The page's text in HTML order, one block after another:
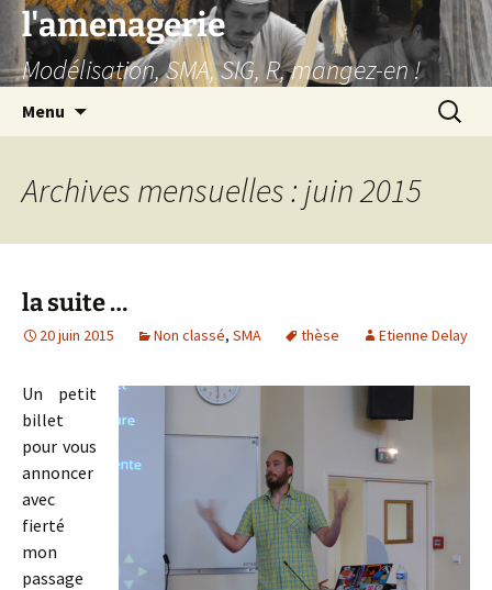
Aller
contenu
l'amenagerie
Modélisation, SMA, SIG, R, mangez-en !
Menu
Archives mensuelles : juin 2015
la suite …
20 juin 2015 Non classé, SMA thèse Etienne Delay
Un petit
billet
pour vous
annoncer
avec
fierté
mon
passage